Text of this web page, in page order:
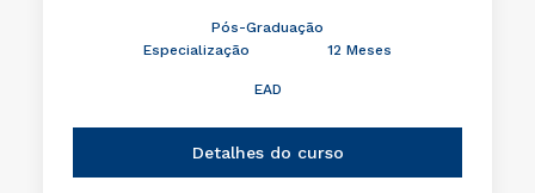
Pós-Graduação
Especialização
12 Meses
EAD
Detalhes do curso